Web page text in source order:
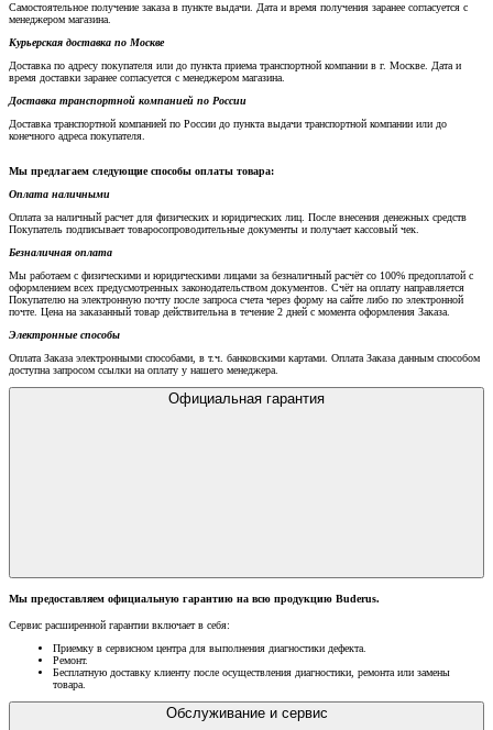
Самостоятельное получение заказа в пункте выдачи. Дата и время получения заранее согласуется с
менеджером магазина.
Курьерская доставка по Москве
Доставка по адресу покупателя или до пункта приема транспортной компании в г. Москве. Дата и
время доставки заранее согласуется с менеджером магазина.
Доставка транспортной компанией по России
Доставка транспортной компанией по России до пункта выдачи транспортной компании или до
конечного адреса покупателя.
Мы предлагаем следующие способы оплаты товара:
Оплата наличными
Оплата за наличный расчет для физических и юридических лиц. После внесения денежных средств
Покупатель подписывает товаросопроводительные документы и получает кассовый чек.
Безналичная оплата
Мы работаем с физическими и юридическими лицами за безналичный расчёт со 100% предоплатой с
оформлением всех предусмотренных законодательством документов. Счёт на оплату направляется
Покупателю на электронную почту после запроса счета через форму на сайте либо по электронной
почте. Цена на заказанный товар действительна в течение 2 дней с момента оформления Заказа.
Электронные способы
Оплата Заказа электронными способами, в т.ч. банковскими картами. Оплата Заказа данным способом
доступна запросом ссылки на оплату у нашего менеджера.
Официальная гарантия
Мы предоставляем официальную гарантию на всю продукцию Buderus.
Сервис расширенной гарантии включает в себя:
Приемку в сервисном центра для выполнения диагностики дефекта.
Ремонт.
Бесплатную доставку клиенту после осуществления диагностики, ремонта или замены
товара.
Обслуживание и сервис